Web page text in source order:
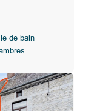
de bain